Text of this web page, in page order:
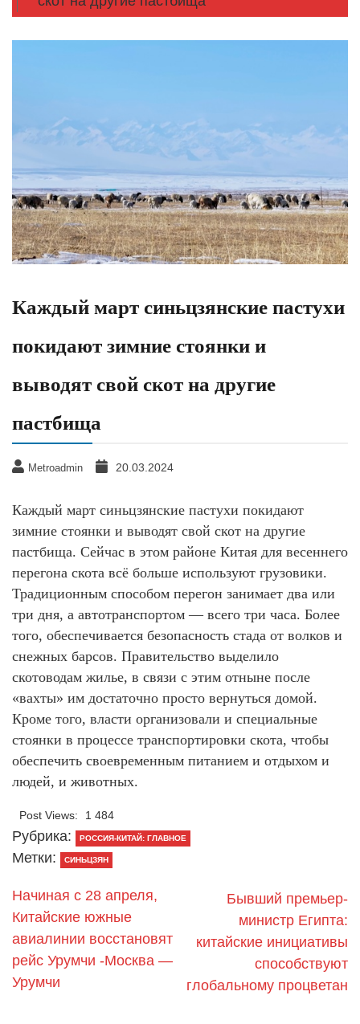
Каждый март синьцзянские пастухи
покидают зимние стоянки и
выводят свой скот на другие
пастбища
Metroadmin 20.03.2024
Каждый март синьцзянские пастухи покидают
зимние стоянки и выводят свой скот на другие
пастбища. Сейчас в этом районе Китая для весеннего
перегона скота всё больше используют грузовики.
Традиционным способом перегон занимает два или
три дня, а автотранспортом — всего три часа. Более
того, обеспечивается безопасность стада от волков и
снежных барсов. Правительство выделило
скотоводам жилье, в связи с этим отныне после
«вахты» им достаточно просто вернуться домой.
Кроме того, власти организовали и специальные
стоянки в процессе транспортировки скота, чтобы
обеспечить своевременным питанием и отдыхом и
людей, и животных.
Post Views: 1 484
Рубрика: РОССИЯ-КИТАЙ: ГЛАВНОЕ
Метки: СИНЬЦЗЯН
Начиная с 28 апреля,
Китайские южные
авиалинии восстановят
рейс Урумчи -Москва —
Урумчи
Бывший премьер-
министр Египта:
китайские инициативы
способствуют
глобальному процветан